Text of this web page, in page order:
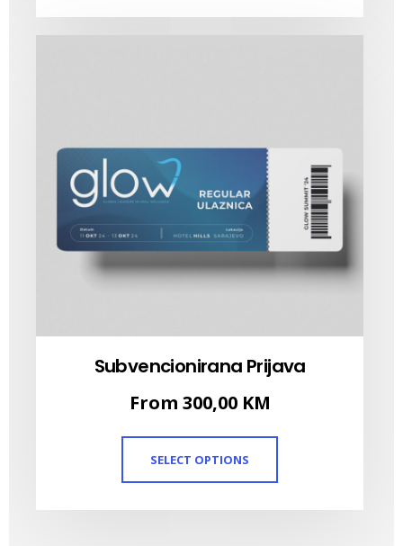
Subvencionirana Prijava
From 300,00 KM
SELECT OPTIONS